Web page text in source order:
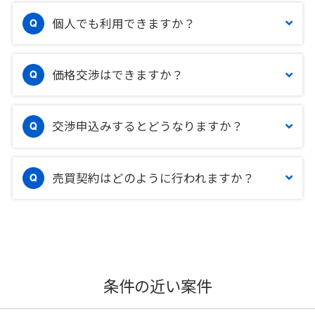
個人でも利用できますか？
価格交渉はできますか？
交渉申込みするとどうなりますか？
売買契約はどのように行われますか？
条件の近い案件